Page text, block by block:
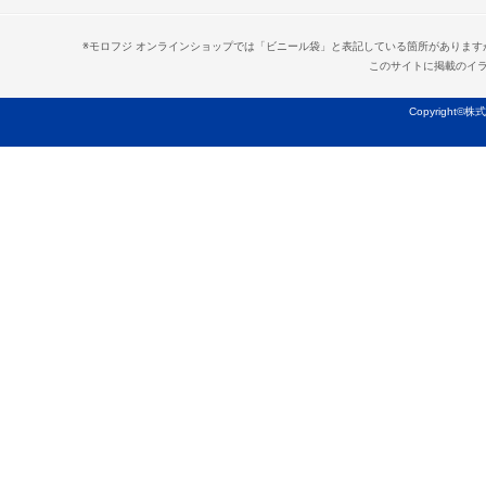
※モロフジ オンラインショップでは「ビニール袋」と表記している箇所がありま
このサイトに掲載のイ
Copyright©株